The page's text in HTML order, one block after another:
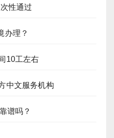
性通过
办理？
10工左右
中文服务机构
谱吗？